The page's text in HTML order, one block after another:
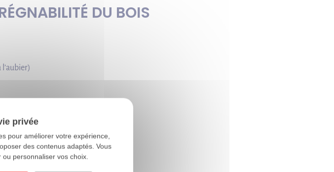
DU BOIS
douce
privée
pour améliorer votre expérience,
des contenus adaptés. Vous
personnaliser vos choix.